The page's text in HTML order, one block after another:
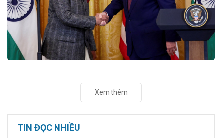
Xem thêm
TIN ĐỌC NHIỀU